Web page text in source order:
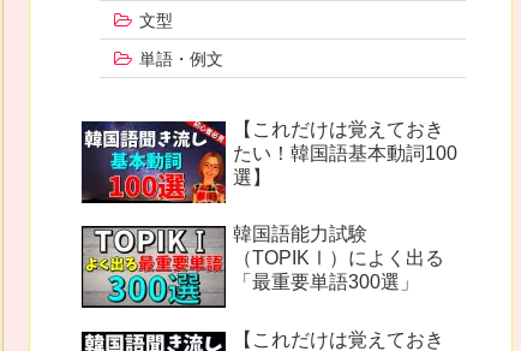
文型
単語・例文
【これだけは覚えておき
たい！韓国語基本動詞100
選】
韓国語能力試験
（TOPIKⅠ）によく出る
「最重要単語300選」
【これだけは覚えておき